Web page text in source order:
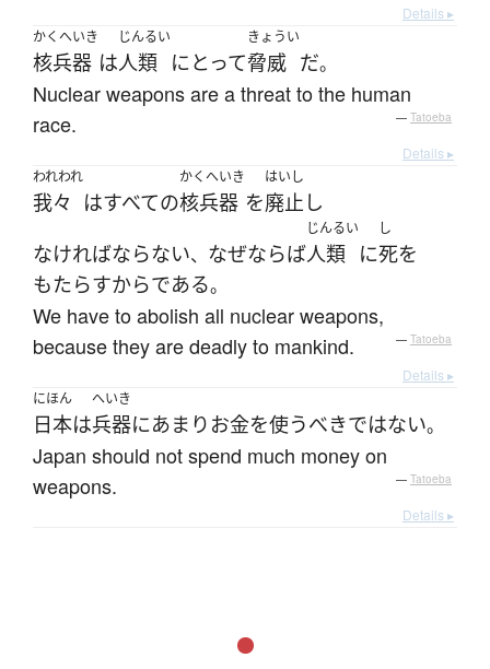
Details ▸
かくへいき
核兵器 は
じんるい
人類 にとって
きょうい
脅威 だ。
Nuclear weapons are a threat to the human
race.
— Tatoeba
Details ▸
われわれ
我々 はすべての
かくへいき
核兵器 を
はいし
廃止 し
なければならない、 なぜならば
じんるい
人類 に
し
死を
もたらすからである。
We have to abolish all nuclear weapons,
because they are deadly to mankind.
— Tatoeba
Details ▸
にほん
日本は
へいき
兵器にあまり お金を使うべきではない。
Japan should not spend much money on
weapons.
— Tatoeba
Details ▸